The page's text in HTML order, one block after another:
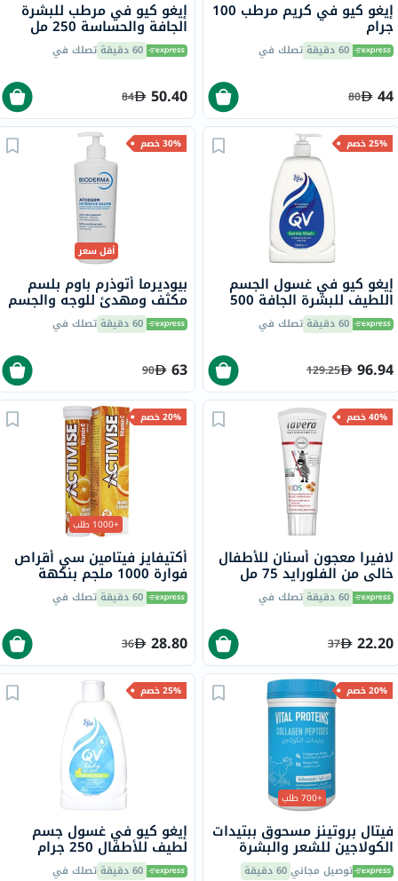
إيغو كيو في كريم مرطب 100
جرام
60 دقيقة تصلك في
44
80
إيغو كيو في مرطب للبشرة
الجافة والحساسة 250 مل
60 دقيقة تصلك في
50.40
84
25% خصم
إيغو كيو في غسول الجسم
اللطيف للبشرة الجافة 500
مل 60 دقيقة تصلك في
96.94
129.25
30% خصم
أقل سعر
بيوديرما أتوذرم باوم بلسم
مكثف ومهدئ للوجه والجسم
500 مل 60 دقيقة تصلك في
63
90
40% خصم
لافيرا معجون أسنان للأطفال
خالي من الفلورايد 75 مل
60 دقيقة تصلك في
22.20
37
20% خصم
+1000 طلب
أكتيفايز فيتامين سي أقراص
فوارة 1000 ملجم بنكهة
البرتقال حزمة من 20
60 دقيقة تصلك في
28.80
36
20% خصم
+700 طلب
فيتال بروتينز مسحوق ببتيدات
الكولاجين للشعر والبشرة
والأظافر 284 جرامتوصيل مجاني60 دقيقة
25% خصم
إيغو كيو في غسول جسم
لطيف للأطفال 250 جرام
60 دقيقة تصلك في